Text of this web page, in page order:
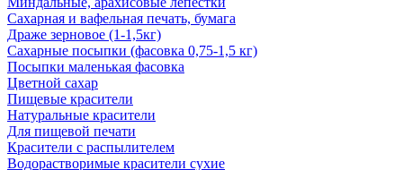
Сахарная и вафельная печать, бумага
Драже зерновое (1-1,5кг)
Сахарные посыпки (фасовка 0,75-1,5 кг)
Посыпки маленькая фасовка
Цветной сахар
Пищевые красители
Натуральные красители
Для пищевой печати
Красители с распылителем
Водорастворимые красители сухие